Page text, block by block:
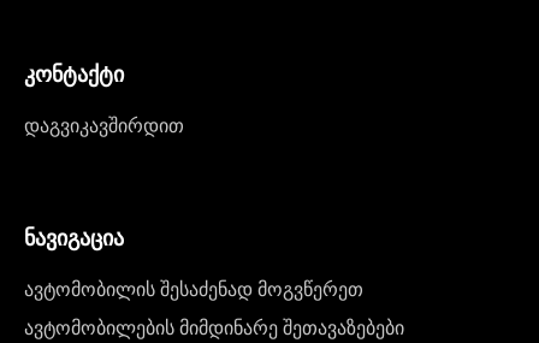
კონტაქტი
დაგვიკავშირდით
ნავიგაცია
ავტომობილის შესაძენად მოგვწერეთ
ავტომობილების მიმდინარე შეთავაზებები